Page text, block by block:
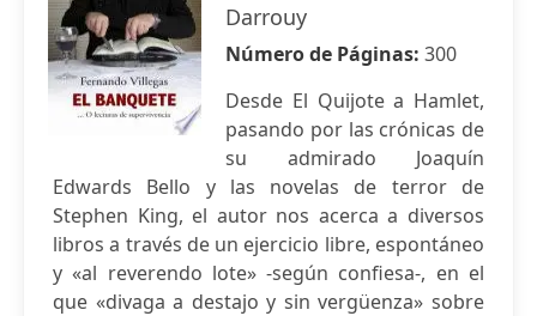
Darrouy
Número de Páginas: 300
Desde El Quijote a Hamlet,
pasando por las crónicas de
su admirado Joaquín
Edwards Bello y las novelas de terror de
Stephen King, el autor nos acerca a diversos
libros a través de un ejercicio libre, espontáneo
y «al reverendo lote» -según confiesa-, en el
que «divaga a destajo y sin vergüenza» sobre